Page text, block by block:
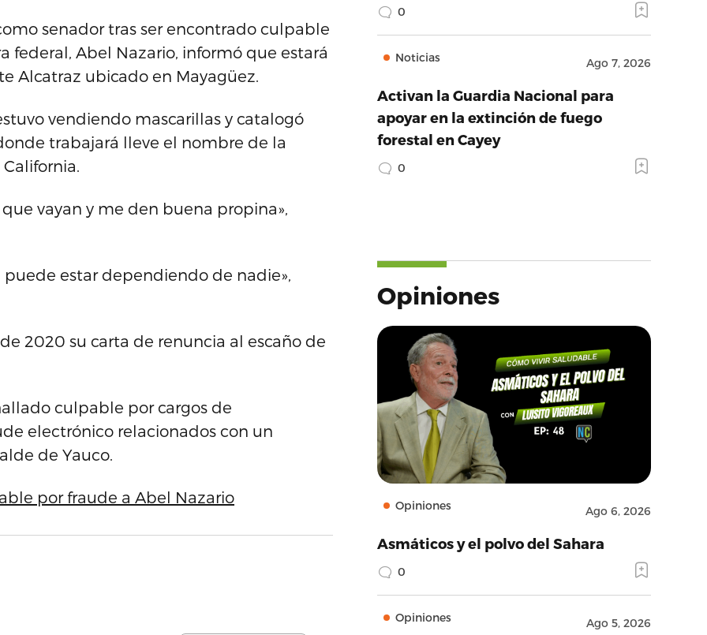
senador tras ser encontrado culpable
federal, Abel Nazario, informó que estará
Alcatraz ubicado en Mayagüez.
vendiendo mascarillas y catalogó
trabajará lleve el nombre de la
vayan y me den buena propina»,
puede estar dependiendo de nadie»,
2020 su carta de renuncia al escaño de
culpable por cargos de
electrónico relacionados con un
de Yauco.
por fraude a Abel Nazario
0
Noticias Ago 7, 2026
Activan la Guardia Nacional para
apoyar en la extinción de fuego
forestal en Cayey
0
Opiniones
Opiniones Ago 6, 2026
Asmáticos y el polvo del Sahara
0
Opiniones Ago 5, 2026